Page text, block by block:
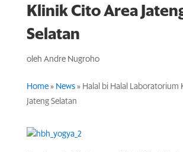
Klinik Cito Area
Selatan
oleh Andre Nugroho
Home» News» Halal bi Halal Laboratorium
Jateng Selatan